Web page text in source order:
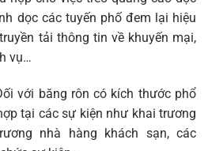
dọc các tuyến phố đem lại hiệu
tải thông tin về khuyến mại,
vụ…
với băng rôn có kích thước phổ
tại các sự kiện như khai trương
nhà hàng khách sạn, các